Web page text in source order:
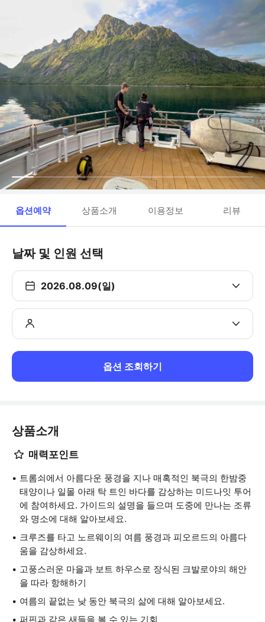
옵션예약 상품소개 이용정보 리뷰
날짜 및 인원 선택
2026.08.09(일)
옵션 조회하기
상품소개
매력포인트
트롬쇠에서 아름다운 풍경을 지나 매혹적인 북극의 한밤중
태양이나 일몰 아래 탁 트인 바다를 감상하는 미드나잇 투어
에 참여하세요. 가이드의 설명을 들으며 도중에 만나는 조류
와 명소에 대해 알아보세요.
크루즈를 타고 노르웨이의 여름 풍경과 피오르드의 아름다
움을 감상하세요.
고풍스러운 마을과 보트 하우스로 장식된 크발로야의 해안
을 따라 항해하기
여름의 끝없는 낮 동안 북극의 삶에 대해 알아보세요.
퍼핀과 같은 새들을 볼 수 있는 기회